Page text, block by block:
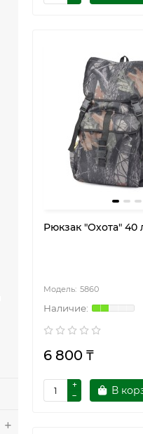
Рюкзак "Охота" 40
5860
6 800 ₸
В